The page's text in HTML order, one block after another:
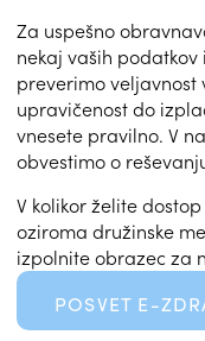
Za uspešno
nekaj vaših
preverimo
upravičenost do
vnesete pravilno. V
obvestimo o
V kolikor želite
oziroma družinske
izpolnite obrazec za
POSVET E-